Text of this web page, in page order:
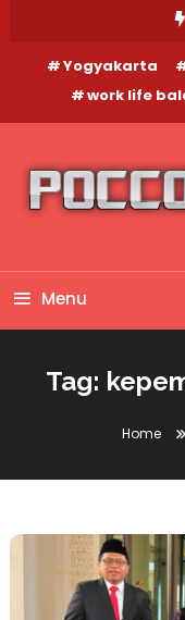
ContentYogyakarta
work life
Menu
Tag:
Home